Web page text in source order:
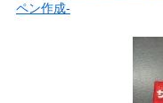
ペン作成-